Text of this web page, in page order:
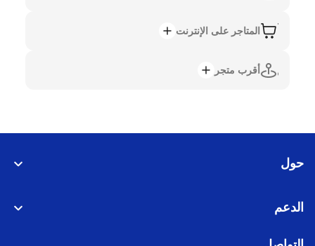
المتاجر على الإنترنت
أقرب متجر
حول
الدعم